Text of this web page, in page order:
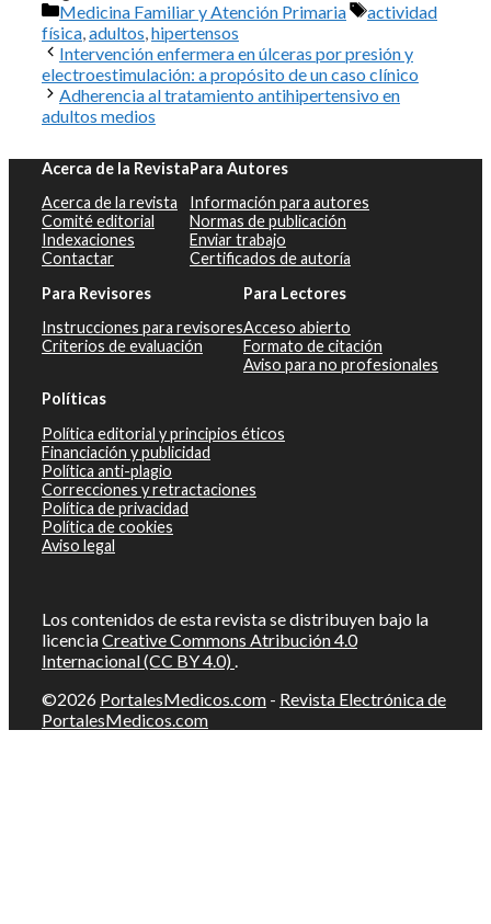
Categorías
Medicina Familiar y Atención Primaria Etiquetas
actividad
física,adultos,hipertensos
Intervención enfermera en úlceras por presión y
electroestimulación: a propósito de un caso clínico
Adherencia al tratamiento antihipertensivo en
adultos medios
Acerca de la Revista
Acerca de la revista
Comité editorial
Indexaciones
Contactar
Para Autores
Información para autores
Normas de publicación
Enviar trabajo
Certificados de autoría
Para Revisores
Instrucciones para revisores
Criterios de evaluación
Para Lectores
Acceso abierto
Formato de citación
Aviso para no profesionales
Políticas
Política editorial y principios éticos
Financiación y publicidad
Política anti-plagio
Correcciones y retractaciones
Política de privacidad
Política de cookies
Aviso legal
Los contenidos de esta revista se distribuyen bajo la
licenciaCreative Commons Atribución 4.0
Internacional (CC BY 4.0) .
©2026 PortalesMedicos.com - Revista Electrónica de
PortalesMedicos.com